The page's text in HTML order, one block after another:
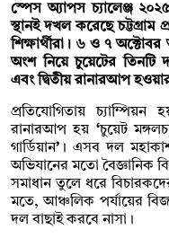
স্পেস অ্যাপস চ্যালেঞ্জ
স্থানই দখল করেছে চট্টগ্রাম
শিক্ষার্থীরা। ৬ ও ৭
অংশ নিয়ে চুয়েটের তিনটি
এবং দ্বিতীয় রানারআপ
প্রতিযোগিতায় চ্যাম্পিয়ন
রানারআপ হয় ‘চুয়েট
গার্ডিয়ান’ । এসব দল
অভিযানের মতো বৈজ্ঞানিক
সমাধান তুলে ধরে
মতে, আঞ্চলিক পর্যায়ের
দল বাছাই করবে নাসা।